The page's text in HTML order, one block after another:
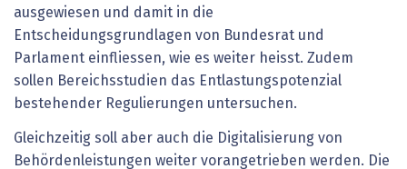
ausgewiesen und damit in die
Entscheidungsgrundlagen von Bundesrat und
Parlament einfliessen, wie es weiter heisst. Zudem
sollen Bereichsstudien das Entlastungspotenzial
bestehender Regulierungen untersuchen.
Gleichzeitig soll aber auch die Digitalisierung von
Behördenleistungen weiter vorangetrieben werden. Die